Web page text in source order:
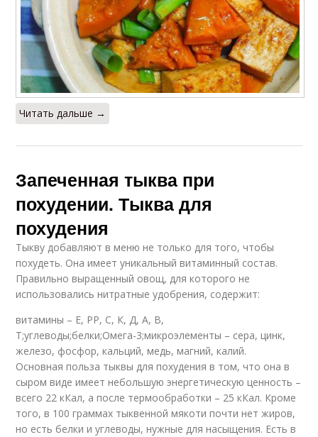
Читать дальше →
Запеченная тыква при
похудении. Тыква для
похудения
Тыкву добавляют в меню не только для того, чтобы
похудеть. Она имеет уникальный витаминный состав.
Правильно выращенный овощ, для которого не
использовались нитратные удобрения, содержит:
витамины – Е, РР, С, К, Д, А, В,
Т;углеводы;белки;Омега-3;микроэлементы – сера, цинк,
железо, фосфор, кальций, медь, магний, калий.
Основная польза тыквы для похудения в том, что она в
сыром виде имеет небольшую энергетическую ценность –
всего 22 кКал, а после термообработки – 25 кКал. Кроме
того, в 100 граммах тыквенной мякоти почти нет жиров,
но есть белки и углеводы, нужные для насыщения. Есть в